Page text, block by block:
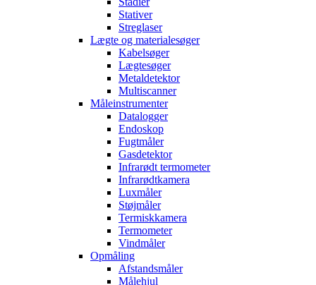
Stativer
Streglaser
Lægte og materialesøger
Kabelsøger
Lægtesøger
Metaldetektor
Multiscanner
Måleinstrumenter
Datalogger
Endoskop
Fugtmåler
Gasdetektor
Infrarødt termometer
Infrarødtkamera
Luxmåler
Støjmåler
Termiskkamera
Termometer
Vindmåler
Opmåling
Afstandsmåler
Målehjul